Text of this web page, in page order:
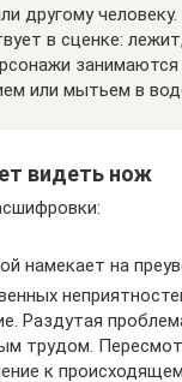
другому
в сценке:
занимаются
или мытьем в
видеть нож
намекает на
Раздутая
трудом.
к